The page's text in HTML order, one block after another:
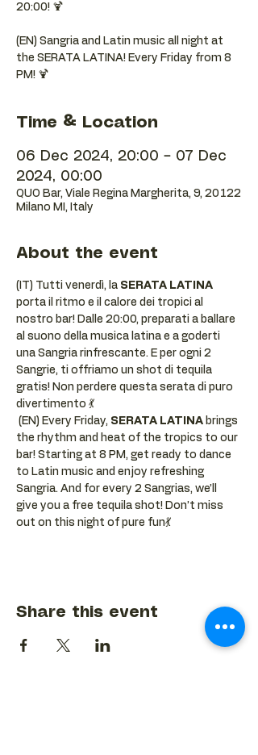
20:00! 🍹
(EN) Sangria and Latin music all night at
the SERATA LATINA! Every Friday from 8
PM! 🍹
Time & Location
06 Dec 2024, 20:00 – 07 Dec
2024, 00:00
QUO Bar, Viale Regina Margherita, 9, 20122
Milano MI, Italy
About the event
(IT) Tutti venerdì, la SERATA LATINA
porta il ritmo e il calore dei tropici al
nostro bar! Dalle 20:00, preparati a ballare
al suono della musica latina e a goderti
una Sangria rinfrescante. E per ogni 2
Sangrie, ti offriamo un shot di tequila
gratis! Non perdere questa serata di puro
divertimento 💃
(EN) Every Friday, SERATA LATINA brings
the rhythm and heat of the tropics to our
bar! Starting at 8 PM, get ready to dance
to Latin music and enjoy refreshing
Sangria. And for every 2 Sangrias, we’ll
give you a free tequila shot! Don’t miss
out on this night of pure fun💃
Share this event